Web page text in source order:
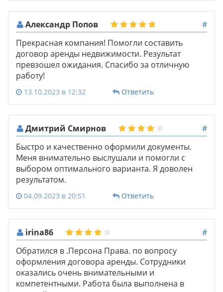
Александр Попов
#
Прекрасная компания! Помогли составить
договор аренды недвижимости. Результат
превзошел ожидания. Спасибо за отличную
работу!
13.10.2023 в 12:32 Ответить
Дмитрий Смирнов
#
Быстро и качественно оформили документы.
Меня внимательно выслушали и помогли с
выбором оптимального варианта. Я доволен
результатом.
04.09.2023 в 20:51 Ответить
irina86
#
Обратился в .Персона Права. по вопросу
оформления договора аренды. Сотрудники
оказались очень внимательными и
компетентными. Работа была выполнена в